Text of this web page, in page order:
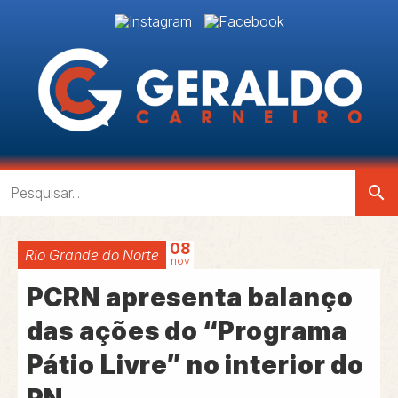
search
Rio Grande do Norte 08
nov
PCRN apresenta balanço
das ações do “Programa
Pátio Livre” no interior do